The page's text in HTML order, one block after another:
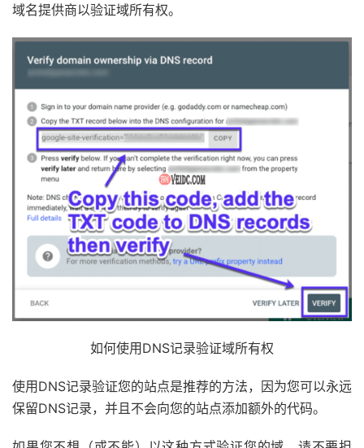
域名提供商以验证域所有权。
如何使用DNS记录验证域所有权
使用DNS记录验证您的站点是推荐的方法，因为您可以永远
保留DNS记录，并且不会向您的站点添加额外的代码。